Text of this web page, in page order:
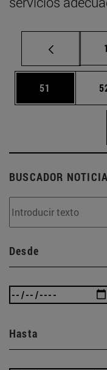
1
Página
51
BUSCADOR
Desde
Hasta